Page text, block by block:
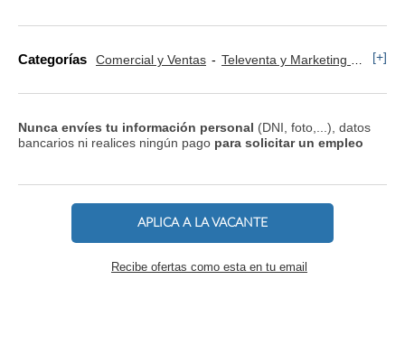
Categorías Comercial y Ventas Televenta y Marketing Telefónico [+]
Nunca envíes tu información personal (DNI, foto,...), datos
bancarios ni realices ningún pago para solicitar un empleo
APLICA A LA VACANTE
Recibe ofertas como esta en tu email